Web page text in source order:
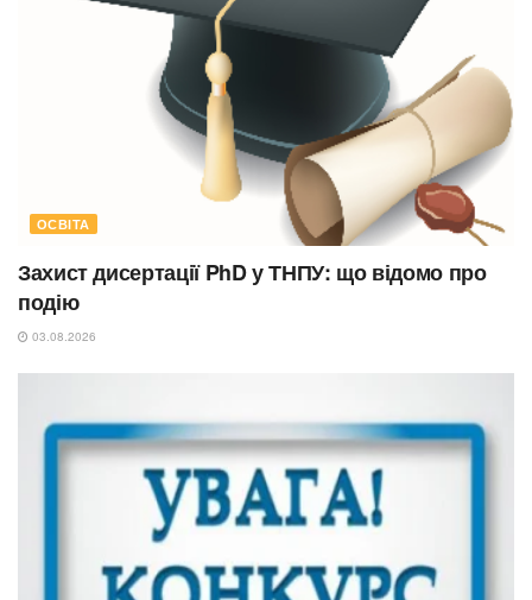
ОСВІТА
Захист дисертації PhD у ТНПУ: що відомо про
подію
03.08.2026